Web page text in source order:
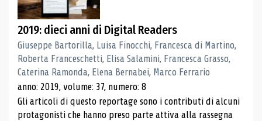
2019: dieci anni di Digital Readers
Giuseppe Bartorilla, Luisa Finocchi, Francesca di Martino,
Roberta Franceschetti, Elisa Salamini, Francesca Grasso,
Caterina Ramonda, Elena Bernabei, Marco Ferrario
anno: 2019, volume: 37, numero: 8
Gli articoli di questo reportage sono i contributi di alcuni
protagonisti che hanno preso parte attiva alla rassegna